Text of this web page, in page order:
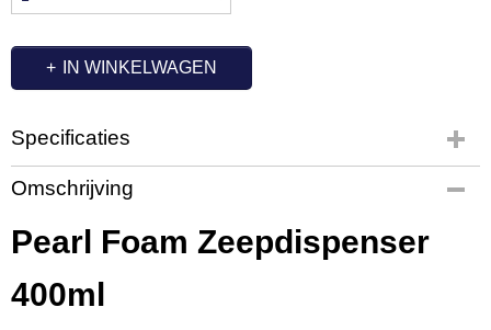
IN WINKELWAGEN
Specificaties
Productcode
PL2285
Productcode leverancier
431651
Omschrijving
Pearl Foam Zeepdispenser
400ml